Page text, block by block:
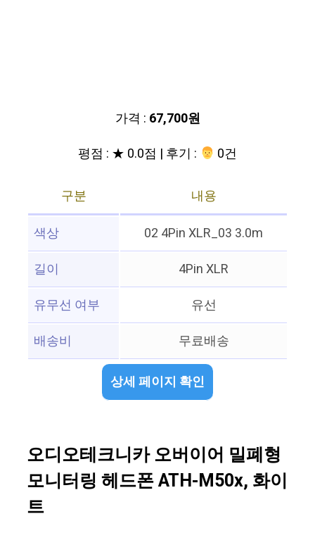
가격 : 67,700원
평점 : ★ 0.0점 | 후기 :
‍‍ 0건
구분
내용
색상
02 4Pin XLR_03 3.0m
길이
4Pin XLR
유무선 여부
유선
배송비
무료배송
상세 페이지 확인
오디오테크니카 오버이어 밀폐형
모니터링 헤드폰 ATH-M50x, 화이
트